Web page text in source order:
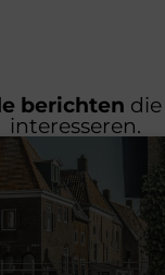
berichten
interesseren.